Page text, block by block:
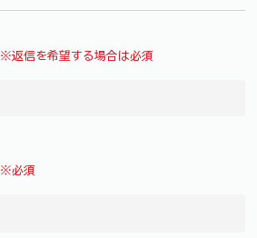
※返信を希望する場合は必須
※必須